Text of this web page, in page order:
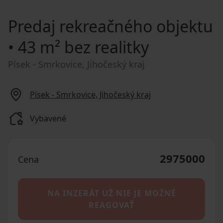
Predaj rekreačného objektu
• 43 m² bez realitky
Písek - Smrkovice, Jihočeský kraj
Písek - Smrkovice, Jihočeský kraj
Vybavené
Cena 2975000
NA INZERÁT UŽ NIE JE MOŽNÉ
REAGOVAŤ